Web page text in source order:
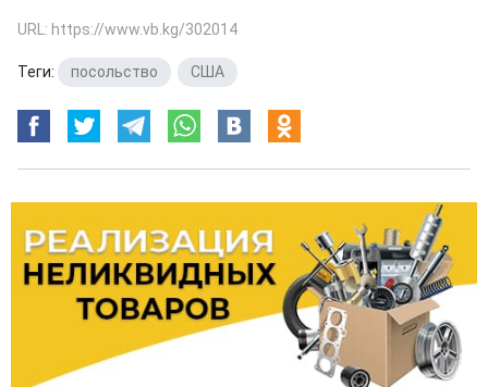
URL: https://www.vb.kg/302014
Теги: посольство США